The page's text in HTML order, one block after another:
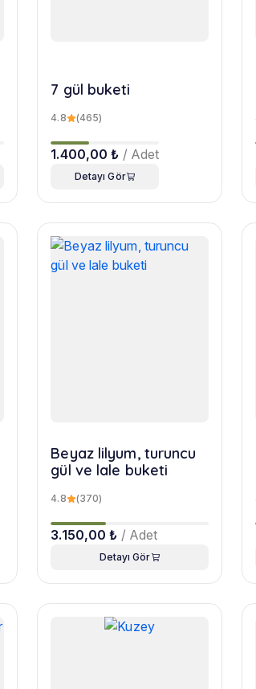
7 gül buketi
4.8 (465)
1.400,00 ₺ / Adet
Detayı Gör
Beyaz lilyum, turuncu
gül ve lale buketi
4.8 (370)
3.150,00 ₺ / Adet
Detayı Gör